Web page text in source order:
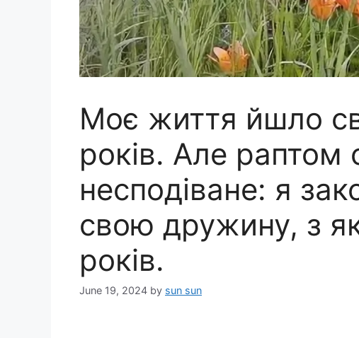
Моє життя йшло
років. Але раптом
несподіване: я
свою дружину, з
років.
June 19, 2024 by sun sun